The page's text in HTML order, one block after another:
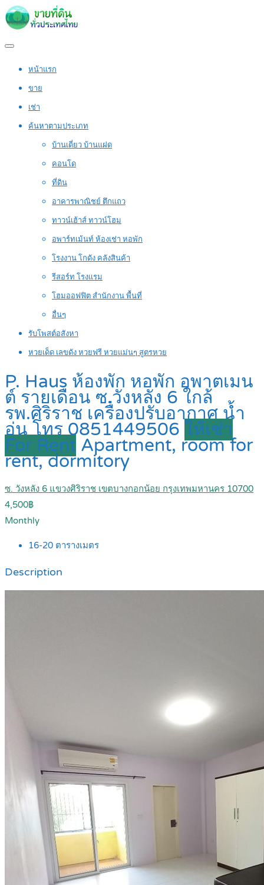
หน้าแรก
ขาย
เช่า
ค้นหาตามประเภท
บ้านเดี่ยว บ้านแฝด
คอนโด
ที่ดิน
อาคารพาณิชย์ ตึกแถว
ทาวน์เฮ้าส์ ทาวน์โฮม
อพาร์ทเม้นท์ ห้องเช่า หอพัก
โรงงาน โกดัง คลังสินค้า
รีสอร์ท โรงแรม
โฮมออฟฟิต สำนักงาน พื้นที่
อื่นๆ
รับโพสต์อสังหา
หวยเด็ด เลขดัง หวยฟรี หวยแม่นๆ สูตรหวย
P. Haus ห้องพัก หอพัก อพาตเมน
ต์ รายเดือน ซ.วังหลัง 6 ใกล้
รพ.ศิริราช เครื่องปรับอากาศ น้ำ
อุ่น โทร 0851449506 ให้เช่า
For Rent Apartment, room for
rent, dormitory
ซ. วังหลัง 6 แขวงศิริราช เขตบางกอกน้อย กรุงเทพมหานคร 10700
4,500฿
Monthly
16-20 ตารางเมตร
Description